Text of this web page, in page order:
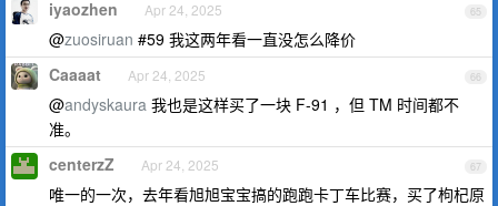
65
iyaozhen Apr 24, 2025
@zuosiruan #59 我这两年看一直没怎么降价
66
Caaaat Apr 24, 2025
@andyskaura 我也是这样买了一块 F-91 ，但 TM 时间都不
准。
67
centerzZ Apr 24, 2025
唯一的一次，去年看旭旭宝宝搞的跑跑卡丁车比赛，买了枸杞原